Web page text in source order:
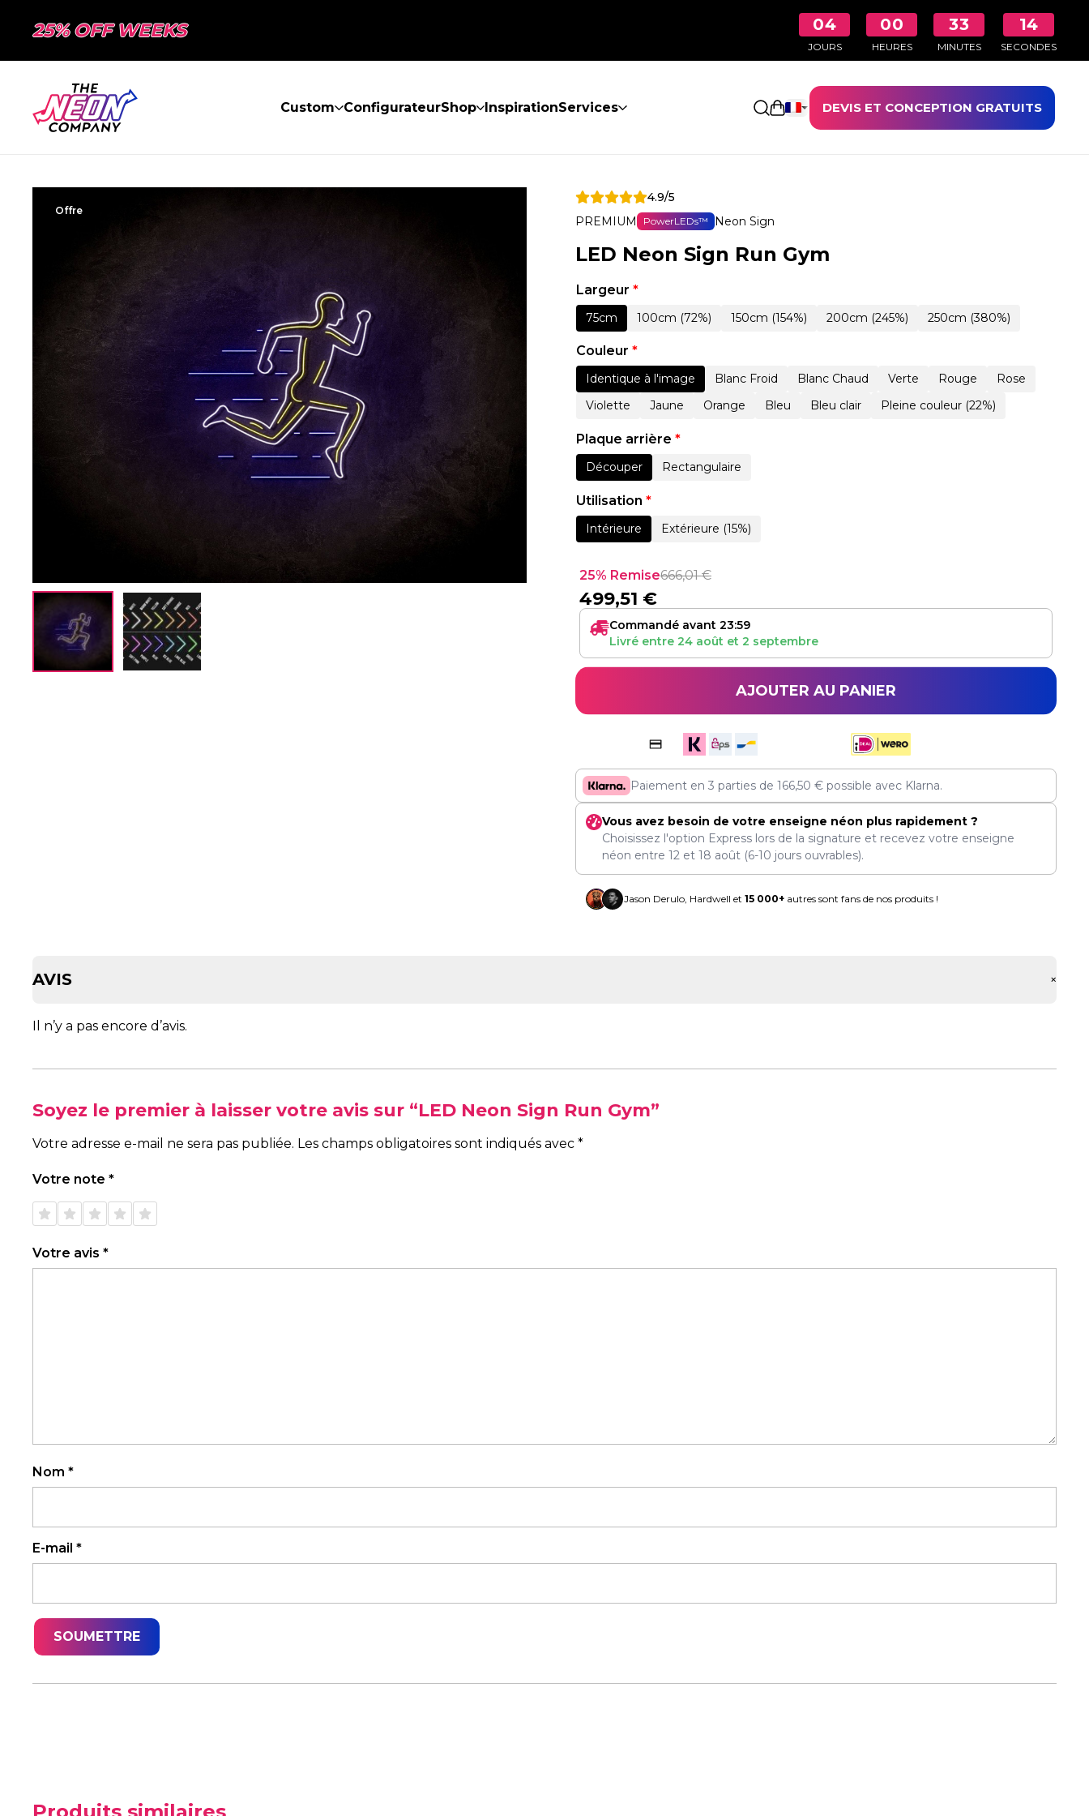
25% OFF WEEKS 04
JOURS
00
HEURES
33
MINUTES
13
SECONDES
Custom ConfigurateurShop InspirationServices Ouvrir le panierDEVIS ET CONCEPTION GRATUITS
Offre
4.9/5
PREMIUM
PowerLEDs™ Neon Sign
LED Neon Sign Run Gym
Largeur *
75cm 100cm (72%) 150cm (154%) 200cm (245%) 250cm (380%)
Couleur *
Identique à l'image Blanc Froid Blanc Chaud Verte Rouge
Rose
Violette
Jaune Orange Bleu Bleu clair Pleine couleur (22%)
Plaque arrière *
Découper Rectangulaire
Utilisation *
Intérieure Extérieure (15%)
25% Remise666,01€
499,51 €
Commandé avant 23:59
Livré entre 24 août et 2 septembre
AJOUTER AU PANIER
Paiement en 3 parties de166,50€ possible avec Klarna.
Vous avez besoin de votre enseigne néon plus rapidement ?
Choisissez l'option Express lors de la signature et recevez votre enseigne
néon entre 12et 18 août(6-10 jours ouvrables).
Jason Derulo, Hardwell et 15 000+autres sont fans de nos produits !
AVIS +
Il n’y a pas encore d’avis.
Soyez le premier à laisser votre avis sur “LED Neon Sign Run Gym”
Votre adresse e-mail ne sera pas publiée. Les champs obligatoires sont indiqués avec *
Votre note *
1 étoile
sur 5
2 étoiles
sur 5
3 étoiles
sur 5
4 étoiles
sur 5
5 étoiles
sur 5
Votre avis *
Nom *
E-mail *